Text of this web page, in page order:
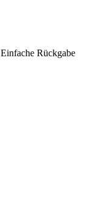
Einfache Rückgabe